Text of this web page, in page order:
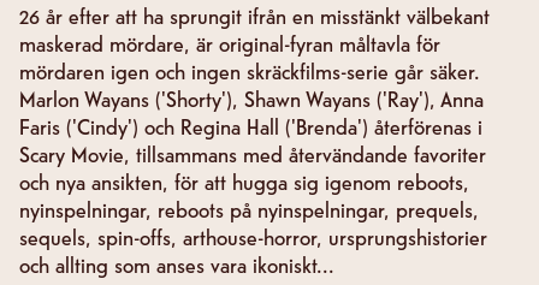
26 år efter att ha sprungit ifrån en misstänkt välbekant
maskerad mördare, är original-fyran måltavla för
mördaren igen och ingen skräckfilms-serie går säker.
Marlon Wayans ('Shorty'), Shawn Wayans ('Ray'), Anna
Faris ('Cindy') och Regina Hall ('Brenda') återförenas i
Scary Movie, tillsammans med återvändande favoriter
och nya ansikten, för att hugga sig igenom reboots,
nyinspelningar, reboots på nyinspelningar, prequels,
sequels, spin-offs, arthouse-horror, ursprungshistorier
och allting som anses vara ikoniskt...